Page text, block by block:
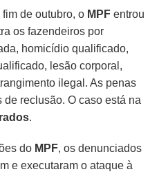
de outubro, o MPF entrou
os fazendeiros por
homicídio qualificado,
lesão corporal,
ilegal. As penas
reclusão. O caso está na
.
do MPF, os denunciados
e executaram o ataque à